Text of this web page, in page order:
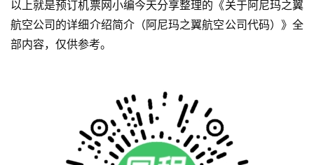
以上就是预订机票网小编今天分享整理的《关于阿尼玛之翼
航空公司的详细介绍简介（阿尼玛之翼航空公司代码）》全
部内容，仅供参考。